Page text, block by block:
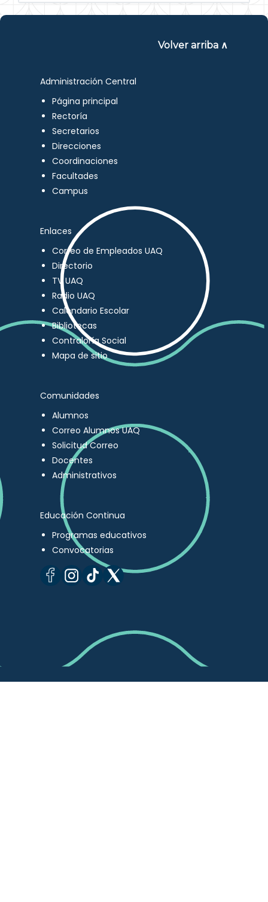
Volver arriba ∧
Administración Central
Página principal
Rectoría
Secretarios
Direcciones
Coordinaciones
Facultades
Campus
Enlaces
Correo de Empleados UAQ
Directorio
TV UAQ
Radio UAQ
Calendario Escolar
Bibliotecas
Contraloría Social
Mapa de sitio
Comunidades
Alumnos
Correo Alumnos UAQ
Solicitud Correo
Docentes
Administrativos
Educación Continua
Programas educativos
Convocatorias